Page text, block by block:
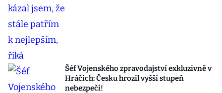
Šéf Vojenského zpravodajství exkluzivně v
Hráčích: Česku hrozil vyšší stupeň
nebezpečí!